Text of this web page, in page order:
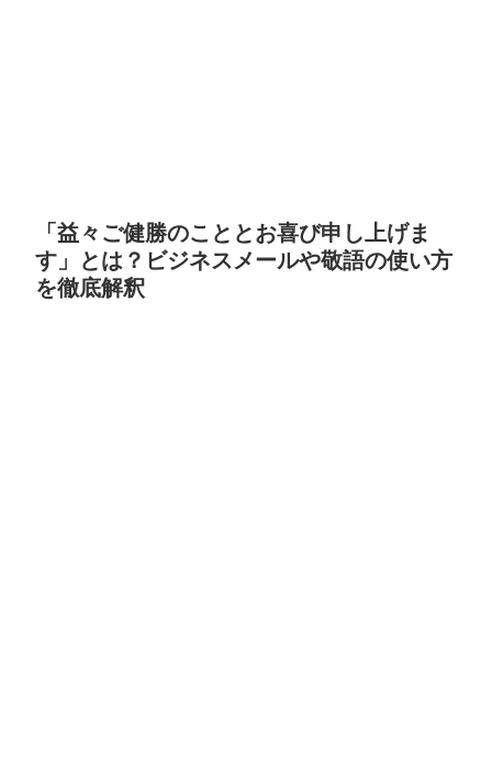
「益々ご健勝のこととお喜び申し上げま
す」とは？ビジネスメールや敬語の使い方
を徹底解釈